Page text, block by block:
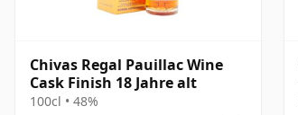
Chivas Regal Pauillac Wine
Cask Finish 18 Jahre alt
100cl • 48%